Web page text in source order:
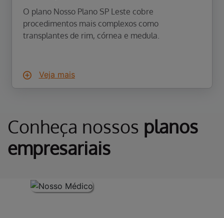
O plano Nosso Plano SP Leste cobre
procedimentos mais complexos como
transplantes de rim, córnea e medula.
Veja mais
Conheça nossos planos
empresariais